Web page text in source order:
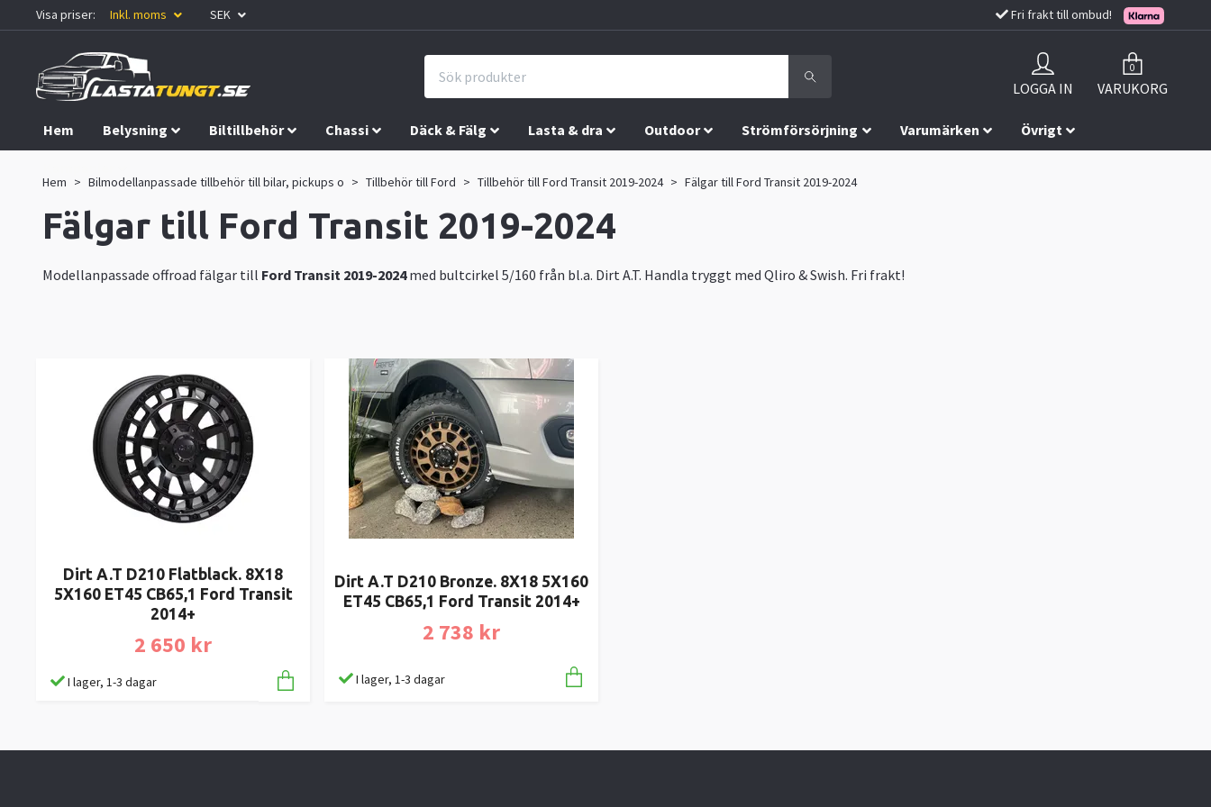
Visa priser: Inkl. moms SEK Fri frakt till ombud!
LOGGA IN
0
VARUKORG
Hem Belysning Biltillbehör Chassi Däck & Fälg Lasta & dra Outdoor Strömförsörjning Varumärken Övrigt
Hem Bilmodellanpassade tillbehör till bilar, pickups o Tillbehör till Ford Tillbehör till Ford Transit 2019-2024 Fälgar till Ford Transit 2019-2024
Fälgar till Ford Transit 2019-2024
Modellanpassade offroad fälgar till Ford Transit 2019-2024med bultcirkel 5/160 från bl.a. Dirt A.T. Handla tryggt med Qliro & Swish. Fri frakt!
Dirt A.T D210 Flatblack. 8X18
5X160 ET45 CB65,1 Ford Transit
2014+
2 650 kr
I lager, 1-3 dagar
Dirt A.T D210 Bronze. 8X18 5X160
ET45 CB65,1 Ford Transit 2014+
2 738 kr
I lager, 1-3 dagar